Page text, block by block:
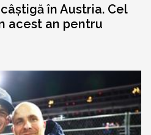
în Austria. Cel
acest an pentru